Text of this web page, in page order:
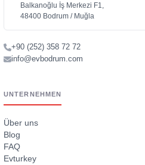
Balkanoğlu İş Merkezi F1,
48400 Bodrum / Muğla
+90 (252) 358 72 72
info@evbodrum.com
UNTERNEHMEN
Über uns
Blog
FAQ
Evturkey